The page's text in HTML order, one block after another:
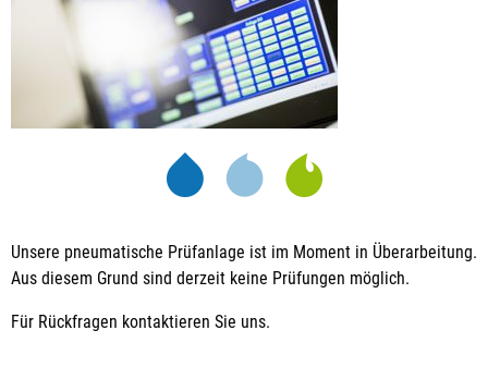
Unsere pneumatische Prüfanlage ist im Moment in Überarbeitung.
Aus diesem Grund sind derzeit keine Prüfungen möglich.
Für Rückfragen kontaktieren Sie uns.